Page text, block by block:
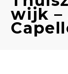
wijk –